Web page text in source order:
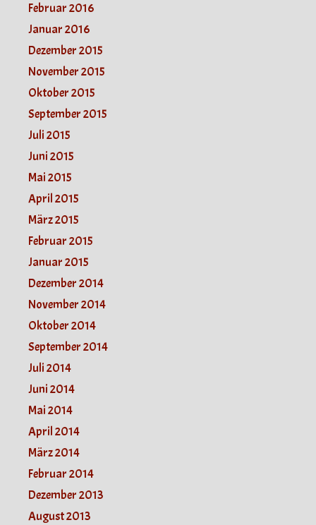
Februar 2016
Januar 2016
Dezember 2015
November 2015
Oktober 2015
September 2015
Juli 2015
Juni 2015
Mai 2015
April 2015
März 2015
Februar 2015
Januar 2015
Dezember 2014
November 2014
Oktober 2014
September 2014
Juli 2014
Juni 2014
Mai 2014
April 2014
März 2014
Februar 2014
Dezember 2013
August 2013